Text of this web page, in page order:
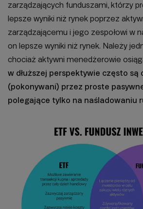
zarządzających funduszami, którzy
lepsze wyniki niż rynek poprzez
zarządzającemu i jego zespołowi w
on lepsze wyniki niż rynek. Należy
chociaż aktywni menedżerowie
w dłuższej perspektywie często są
(pokonywani) przez proste
polegające tylko na naśladowaniu